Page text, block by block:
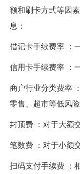
额和刷卡方式等因
息：
借记卡手续费率 ：
信用卡手续费率 ：
商户行业分类费率
零售、超市等低风
封顶费 ：对于大额
笔数费 ：对于小额
扫码支付手续费 ：